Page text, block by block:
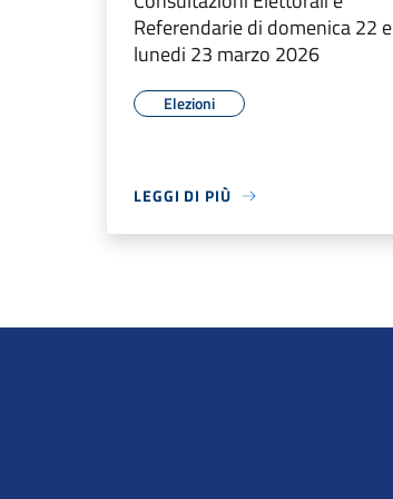
Referendarie di domenica 22 e
lunedi 23 marzo 2026
Elezioni
LEGGI DI PIÙ